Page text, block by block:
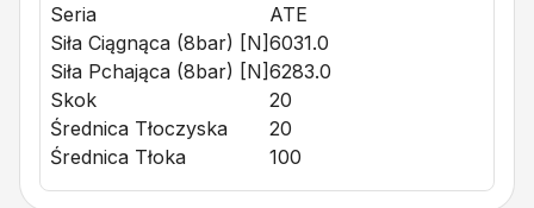
Seria
ATE
Siła Ciągnąca (8bar) [N]6031.0
Siła Pchająca (8bar) [N]6283.0
Skok
20
Średnica Tłoczyska
20
Średnica Tłoka
100